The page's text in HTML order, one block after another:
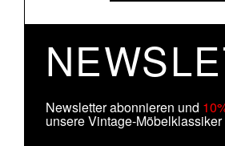
Newsletter abonnieren und
unsere Vintage-Möbelklassiker